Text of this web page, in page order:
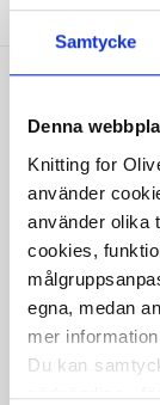
Samtycke
Denna
Knitting for
använder
använder olika
cookies,
egna, medan
mer
Du kan
nödvändiga
KNITTING
HEAVY